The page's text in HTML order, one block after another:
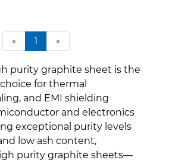
« 1 »
purity graphite sheet is the
for thermal
and EMI shielding
and electronics
exceptional purity levels
low ash content,
purity graphite sheets—